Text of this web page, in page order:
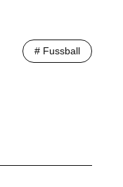
# Fussball